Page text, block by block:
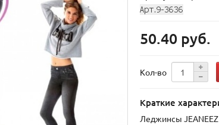
50.40 руб.
Кол-во
Краткие
Леджинсы